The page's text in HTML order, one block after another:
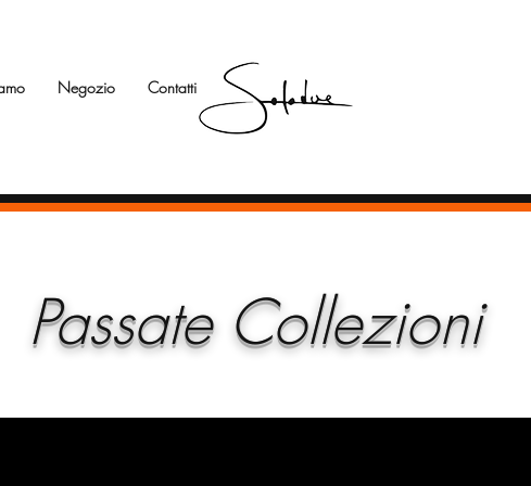
Negozio Contatti
Passate Collezioni